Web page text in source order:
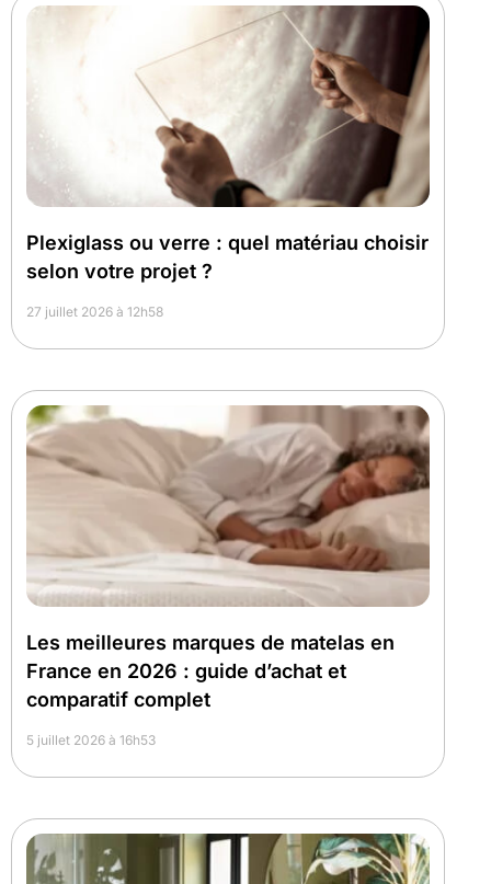
Plexiglass ou verre : quel matériau choisir
selon votre projet ?
27 juillet 2026 à 12h58
Les meilleures marques de matelas en
France en 2026 : guide d’achat et
comparatif complet
5 juillet 2026 à 16h53